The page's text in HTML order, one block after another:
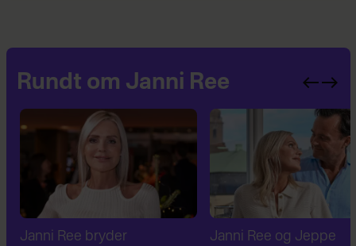
Rundt om Janni Ree
Janni Ree bryder
Janni Ree og Jeppe